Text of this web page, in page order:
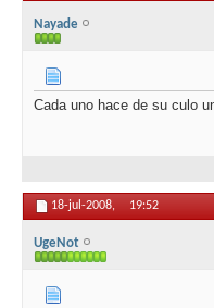
Nayade
Cada uno hace de su culo
18-jul-2008, 19:52
UgeNot